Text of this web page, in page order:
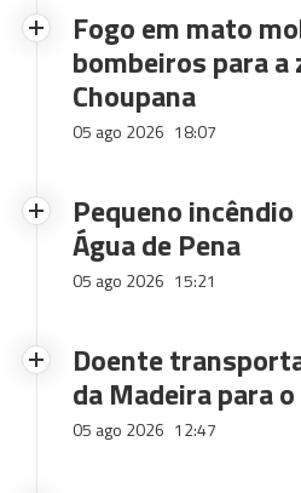
Fogo em mato
bombeiros para a
Choupana
05 ago 2026 18:07
Pequeno
Água de Pena
05 ago 2026 15:21
Doente
da Madeira para
05 ago 2026 12:47